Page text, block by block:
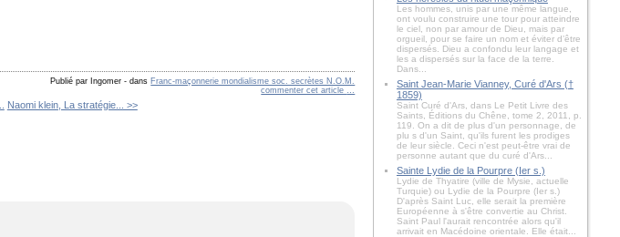
Publié par Ingomer - dans Franc-maçonnerie mondialisme soc. secrètes N.O.M.
commenter cet article
Naomi klein, La stratégie... >>
Les hommes, unis par une même langue,
ont voulu construire une tour pour atteindre
le ciel, non par amour de Dieu, mais par
orgueil, pour se faire un nom et éviter d’être
dispersés. Dieu a confondu leur langage et
les a dispersés sur la face de la terre.
Dans...
Saint Jean-Marie Vianney, Curé d'Ars (†
1859)
Saint Curé d'Ars, dans Le Petit Livre des
Saints, Éditions du Chêne, tome 2, 2011, p.
119. On a dit de plus d'un personnage, de
plu s d'un Saint, qu'ils furent les prodiges
de leur siècle. Ceci n'est peut-être vrai de
personne autant que du curé d'Ars...
Sainte Lydie de la Pourpre (Ier s.)
Lydie de Thyatire (ville de Mysie, actuelle
Turquie) ou Lydie de la Pourpre (Ier s.)
D'après Saint Luc, elle serait la première
Européenne à s'être convertie au Christ.
Saint Paul l'aurait rencontrée alors qu'il
arrivait en Macédoine orientale. Elle était...